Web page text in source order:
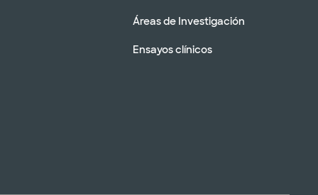
Áreas de Investigación
Ensayos clínicos